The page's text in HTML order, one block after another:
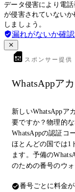
データ侵害により電
が侵害されていない
しましょう。
漏れがないか確
スポンサー提供
WhatsAppア
新しいWhatsAppア
要ですか？物理的
WhatsAppの認証コ
ほとんどの国では1
ます。予備の
のための番号のウ
番号ごとに料金